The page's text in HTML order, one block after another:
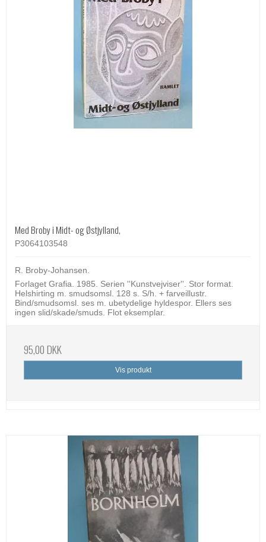
Med Broby i Midt- og Østjylland,
P3064103548
R. Broby-Johansen.
Forlaget Grafia. 1985. Serien ''Kunstvejviser''. Stor format.
Helshirting m. smudsomsl. 128 s. S/h. + farveillustr.
Bind/smudsomsl. ses m. ubetydelige hyldespor. Ellers ses
ingen slid/skade/smuds. Flot eksemplar.
95,00 DKK
Vis produkt